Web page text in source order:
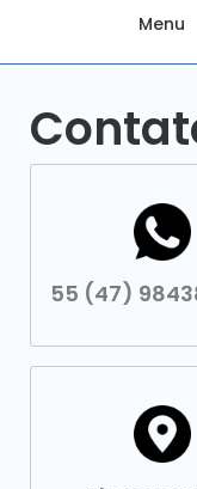
Menu
55 (47)